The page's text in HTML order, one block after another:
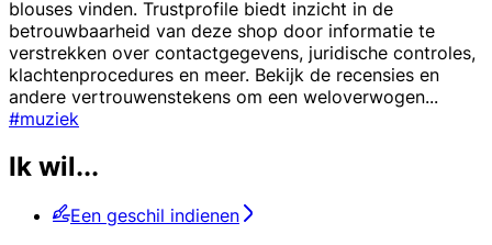
blouses vinden. Trustprofile biedt inzicht in de
betrouwbaarheid van deze shop door informatie te
verstrekken over contactgegevens, juridische controles,
klachtenprocedures en meer. Bekijk de recensies en
andere vertrouwenstekens om een weloverwogen...
#muziek
Ik wil...
Een geschil indienen